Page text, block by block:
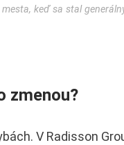
keď sa stal
zmenou?
V Radisson